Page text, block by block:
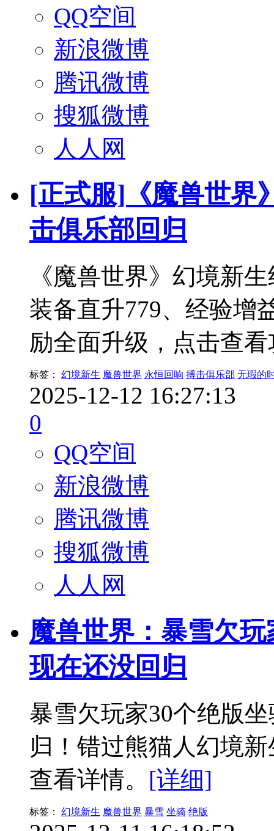
QQ空间
新浪微博
腾讯微博
搜狐微博
人人网
[正式服]《魔兽世界
击俱乐部回归
《魔兽世界》幻境新
装备直升779、经验增
励全面升级，点击查
标签： 幻境新生 魔兽世界 永恒回响 搏击俱乐部 无瑕的
2025-12-12 16:27:13
0
QQ空间
新浪微博
腾讯微博
搜狐微博
人人网
魔兽世界：暴雪欠
现在还没回归
暴雪欠玩家30个绝版
归！错过熊猫人幻境
查看详情。 [详细]
标签： 幻境新生 魔兽世界 暴雪 坐骑 绝版